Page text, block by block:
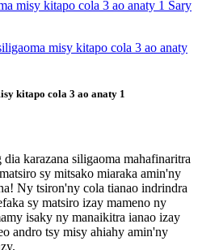
kitapo cola 3 ao anaty 1
karazana siligaoma mahafinaritra
sy mitsako miaraka amin'ny
Ny tsiron'ny cola tianao indrindra
sy matsiro izay mameno ny
isaky ny manaikitra ianao izay
andro tsy misy ahiahy amin'ny